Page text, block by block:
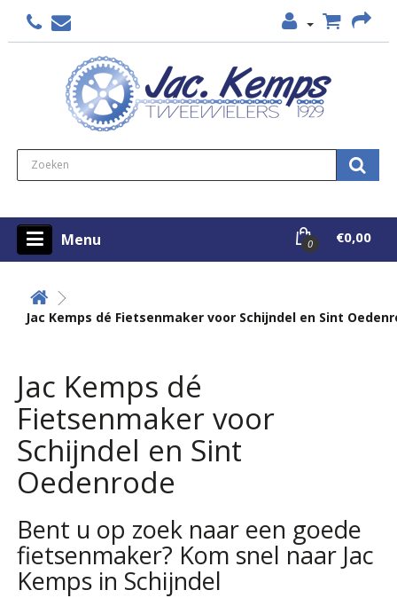
0 €0,00
Menu
Jac Kemps dé Fietsenmaker voor Schijndel en Sint
Jac Kemps dé
Fietsenmaker voor
Schijndel en Sint
Oedenrode
Bent u op zoek naar een goede
fietsenmaker? Kom snel naar Jac
Kemps in Schijndel